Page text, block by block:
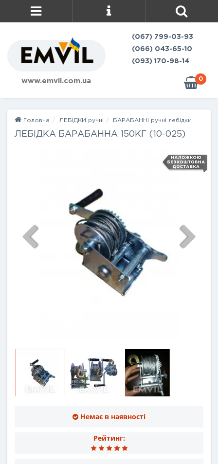
www.emvil.com.ua
(067) 799-03-93
(066) 043-65-10
(093) 170-98-14
0
Головна ЛЕБІДКИ ручні БАРАБАННІ ручні лебідки
ЛЕБІДКА БАРАБАННА 150КГ (10-025)
Немає в наявності
Рейтинг: